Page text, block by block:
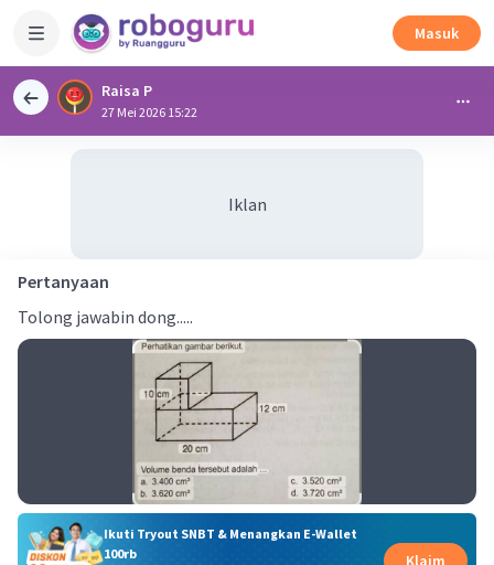
Masuk
Raisa P
27 Mei 2026 15:22
Iklan
Pertanyaan
Tolong jawabin dong.....
Ikuti Tryout SNBT & Menangkan E-Wallet
100rb
Klaim